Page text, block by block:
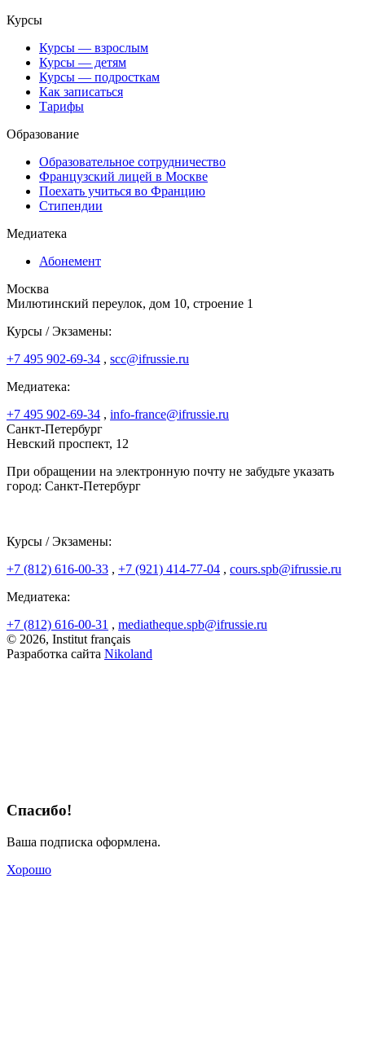
Курсы
Курсы — взрослым
Курсы — детям
Курсы — подросткам
Как записаться
Тарифы
Образование
Образовательное сотрудничество
Французский лицей в Москве
Поехать учиться во Францию
Стипендии
Медиатека
Абонемент
Москва
Милютинский переулок, дом 10, строение 1
Курсы / Экзамены:
+7 495 902-69-34 , scc@ifrussie.ru
Медиатека:
+7 495 902-69-34 , info-france@ifrussie.ru
Санкт-Петербург
Невский проспект, 12
При обращении на электронную почту не забудьте указать
город: Санкт-Петербург
Курсы / Экзамены:
+7 (812) 616-00-33 , +7 (921) 414-77-04 , cours.spb@ifrussie.ru
Медиатека:
+7 (812) 616-00-31 , mediatheque.spb@ifrussie.ru
© 2026, Institut français
Разработка сайта Nikoland
Спасибо!
Ваша подписка оформлена.
Хорошо